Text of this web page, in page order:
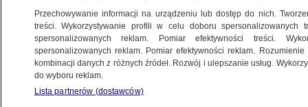
Zespół autorów
19.05.2026, 17:54Aktualizacja: 20.05.2026, 15:01
Posłuchaj artykułu
Czyta lektor AI
Przechowywanie informacji na urządzeniu lub dostęp do nich.
treści. Wykorzystywanie profili w celu doboru spersonalizowanych
spersonalizowanych reklam. Pomiar efektywności treści.
spersonalizowanych reklam. Pomiar efektywności reklam.
kombinacji danych z różnych źródeł. Rozwój i ulepszanie usług.
do wyboru reklam.
Lista partnerów (dostawców)